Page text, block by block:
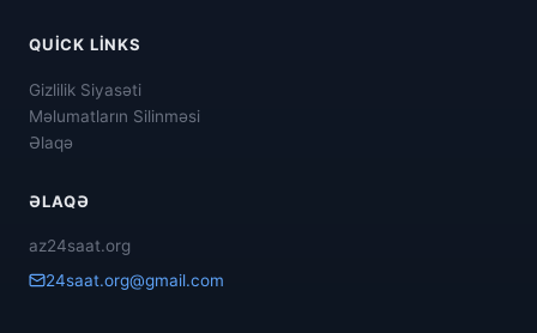
QUICK LINKS
Gizlilik Siyasəti
Məlumatların Silinməsi
Əlaqə
ƏLAQƏ
az24saat.org
24saat.org@gmail.com